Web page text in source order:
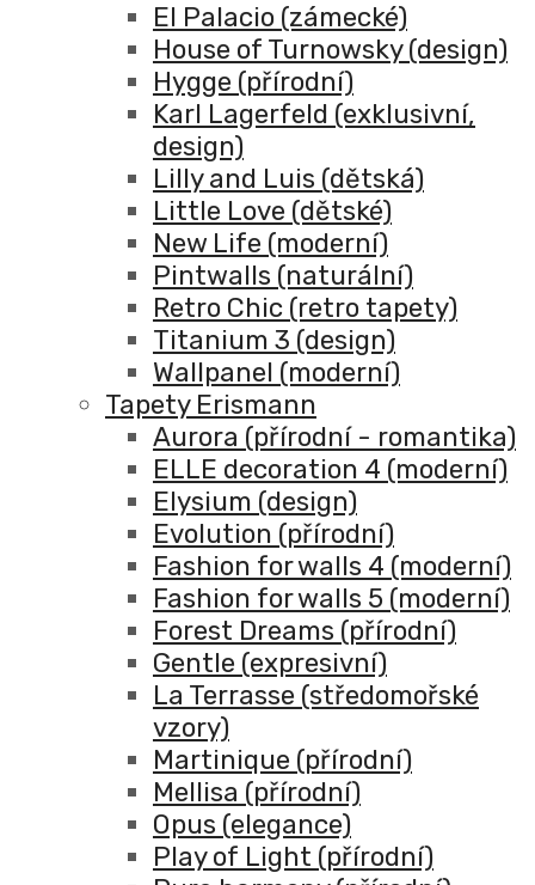
El Palacio (zámecké)
House of Turnowsky (design)
Hygge (přírodní)
Karl Lagerfeld (exklusivní,
design)
Lilly and Luis (dětská)
Little Love (dětské)
New Life (moderní)
Pintwalls (naturální)
Retro Chic (retro tapety)
Titanium 3 (design)
Wallpanel (moderní)
Tapety Erismann
Aurora (přírodní - romantika)
ELLE decoration 4 (moderní)
Elysium (design)
Evolution (přírodní)
Fashion for walls 4 (moderní)
Fashion for walls 5 (moderní)
Forest Dreams (přírodní)
Gentle (expresivní)
La Terrasse (středomořské
vzory)
Martinique (přírodní)
Mellisa (přírodní)
Opus (elegance)
Play of Light (přírodní)